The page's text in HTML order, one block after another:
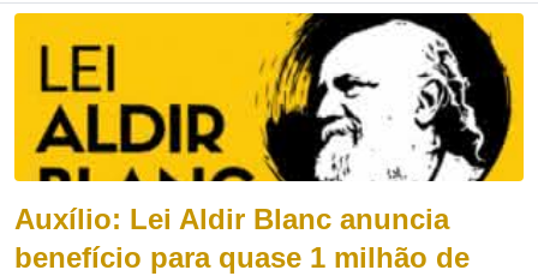
Auxílio: Lei Aldir Blanc anuncia
benefício para quase 1 milhão de